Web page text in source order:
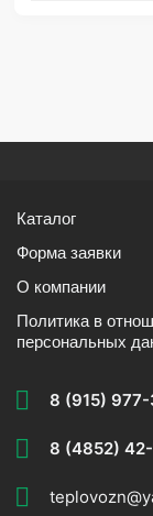
Каталог
Форма заявки
О компании
Политика в
персональных
8 (915)
8 (4852)